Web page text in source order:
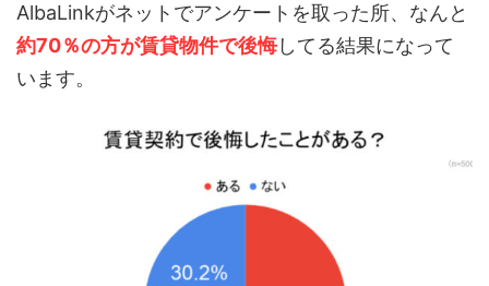
AlbaLinkがネットでアンケートを取った所、なんと
約70％の方が賃貸物件で後悔してる結果になって
います。